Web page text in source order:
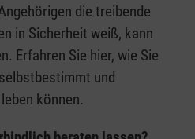
die treibende
in Sicherheit weiß, kann
Erfahren Sie hier, wie Sie
und
können.